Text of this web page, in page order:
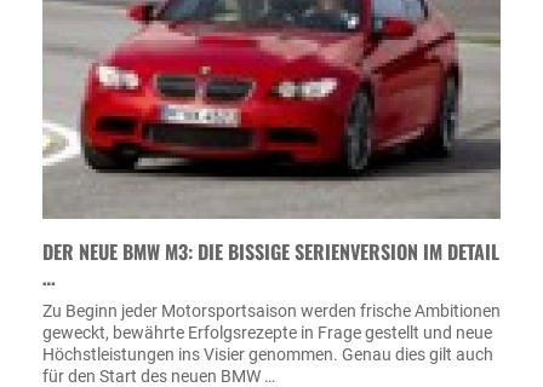
DER NEUE BMW M3: DIE BISSIGE SERIENVERSION IM DETAIL
…
Zu Beginn jeder Motorsportsaison werden frische Ambitionen
geweckt, bewährte Erfolgsrezepte in Frage gestellt und neue
Höchstleistungen ins Visier genommen. Genau dies gilt auch
für den Start des neuen BMW …